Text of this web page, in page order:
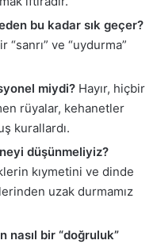
bu kadar sık geçer?
“sanrı” ve “uydurma”
miydi? Hayır, hiçbir
rüyalar, kehanetler
kurallardı.
düşünmeliyiz?
kıymetini ve dinde
uzak durmamız
nasıl bir “doğruluk”